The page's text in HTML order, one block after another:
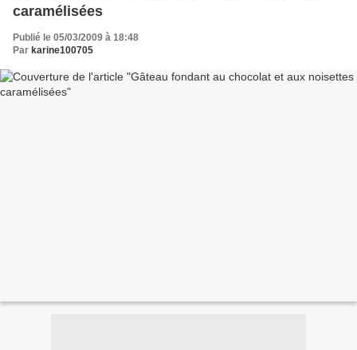
caramélisées
Publié le 05/03/2009 à 18:48
Par karine100705